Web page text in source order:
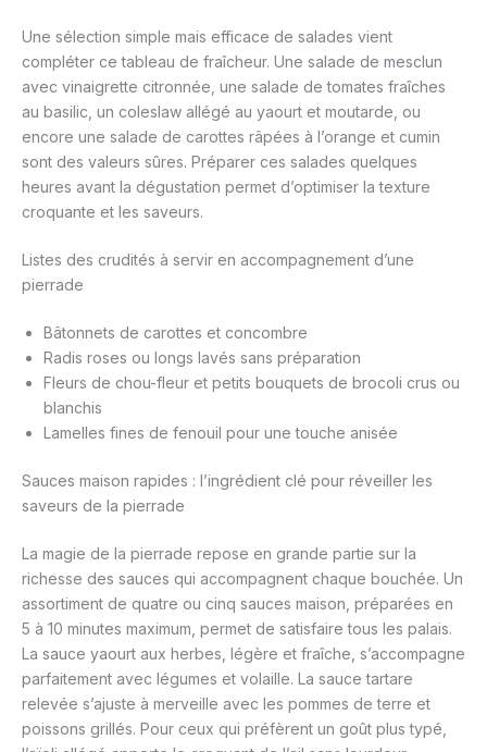
Une sélection simple mais efficace de salades vient
compléter ce tableau de fraîcheur. Une salade de mesclun
avec vinaigrette citronnée, une salade de tomates fraîches
au basilic, un coleslaw allégé au yaourt et moutarde, ou
encore une salade de carottes râpées à l’orange et cumin
sont des valeurs sûres. Préparer ces salades quelques
heures avant la dégustation permet d’optimiser la texture
croquante et les saveurs.
Listes des crudités à servir en accompagnement d’une
pierrade
Bâtonnets de carottes et concombre
Radis roses ou longs lavés sans préparation
Fleurs de chou-fleur et petits bouquets de brocoli crus ou
blanchis
Lamelles fines de fenouil pour une touche anisée
Sauces maison rapides : l’ingrédient clé pour réveiller les
saveurs de la pierrade
La magie de la pierrade repose en grande partie sur la
richesse des sauces qui accompagnent chaque bouchée. Un
assortiment de quatre ou cinq sauces maison, préparées en
5 à 10 minutes maximum, permet de satisfaire tous les palais.
La sauce yaourt aux herbes, légère et fraîche, s’accompagne
parfaitement avec légumes et volaille. La sauce tartare
relevée s’ajuste à merveille avec les pommes de terre et
poissons grillés. Pour ceux qui préfèrent un goût plus typé,